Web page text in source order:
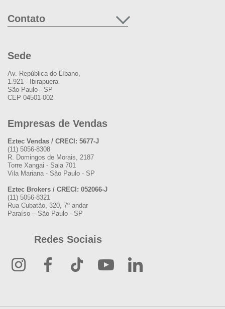
Contato
Sede
Av. República do Líbano,
1.921 - Ibirapuera
São Paulo - SP
CEP 04501-002
Empresas de Vendas
Eztec Vendas / CRECI: 5677-J
(11) 5056-8308
R. Domingos de Morais, 2187
Torre Xangai - Sala 701
Vila Mariana - São Paulo - SP
Eztec Brokers / CRECI: 052066-J
(11) 5056-8321
Rua Cubatão, 320, 7º andar
Paraíso – São Paulo - SP
Redes Sociais